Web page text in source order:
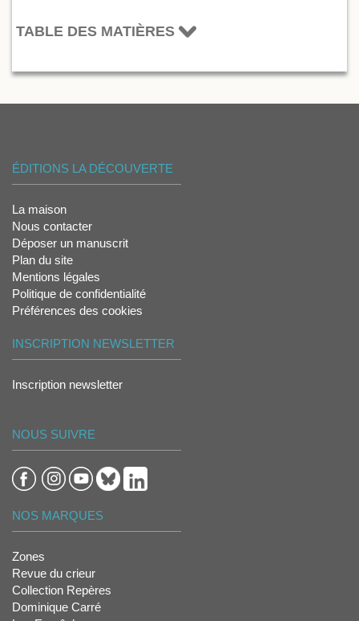
TABLE DES MATIÈRES
ÉDITIONS LA DÉCOUVERTE
La maison
Nous contacter
Déposer un manuscrit
Plan du site
Mentions légales
Politique de confidentialité
Préférences des cookies
INSCRIPTION NEWSLETTER
Inscription newsletter
NOUS SUIVRE
NOS MARQUES
Zones
Revue du crieur
Collection Repères
Dominique Carré